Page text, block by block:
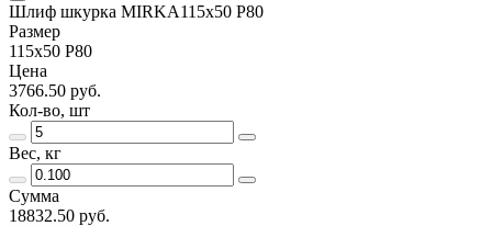
Шлиф шкурка MIRKA115х50 Р80
Размер
115х50 Р80
Цена
3766.50 руб.
Кол-во, шт
Вес, кг
Сумма
18832.50 руб.